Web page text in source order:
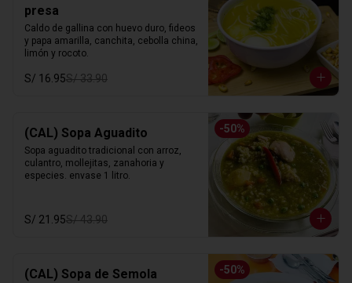
presa
Caldo de gallina con huevo duro, fideos
y papa amarilla, canchita, cebolla china,
limón y rocoto.
S/ 16.95S/ 33.90
-50%
(CAL) Sopa Aguadito
Sopa aguadito tradicional con arroz,
culantro, mollejitas, zanahoria y
especies. envase 1 litro.
S/ 21.95S/ 43.90
-50%
(CAL) Sopa de Semola